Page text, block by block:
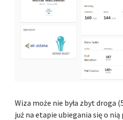
Wiza może nie była zbyt droga
już na etapie ubiegania się o